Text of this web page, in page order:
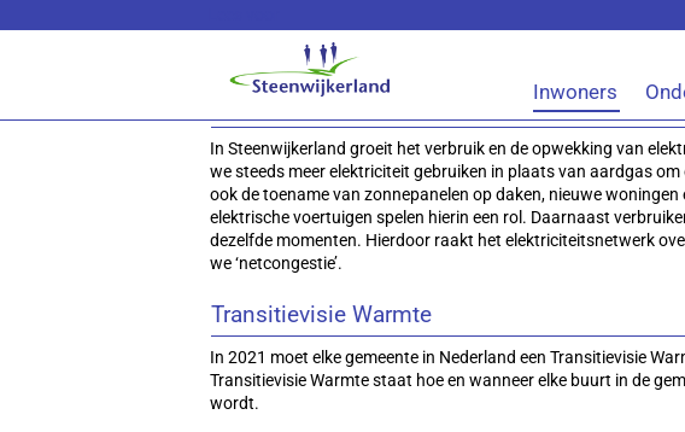
Inwoners
Energie
Aanpassen elektriciteitsnetwerk
In Steenwijkerland groeit het verbruik en de opwekking van
we steeds meer elektriciteit gebruiken in plaats van aardgas
ook de toename van zonnepanelen op daken, nieuwe woningen
elektrische voertuigen spelen hierin een rol. Daarnaast
dezelfde momenten. Hierdoor raakt het elektriciteitsnetwerk
we ‘netcongestie’.
Transitievisie Warmte
In 2021 moet elke gemeente in Nederland een Transitievisie
Transitievisie Warmte staat hoe en wanneer elke buurt in de
wordt.